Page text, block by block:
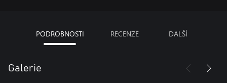
PODROBNOSTI RECENZE DALŠÍ
Galerie